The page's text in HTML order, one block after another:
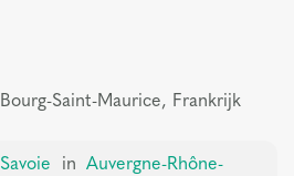
Bourg-Saint-Maurice, Frankrijk
Savoie in
Auvergne-Rhône-